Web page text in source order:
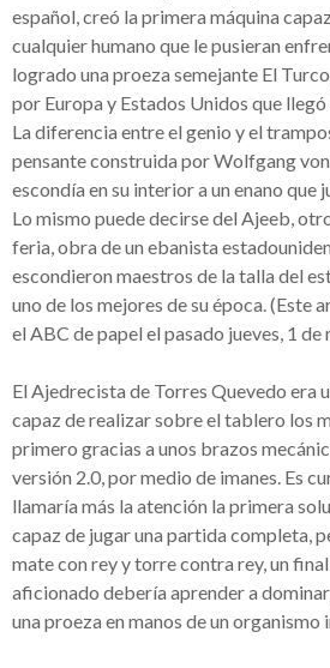
español, creó la primera máquina
cualquier humano que le pusieran
logrado una proeza semejante El
por Europa y Estados Unidos que
La diferencia entre el genio y el
pensante construida por Wolfgang
escondía en su interior a un enano que
Lo mismo puede decirse del Ajeeb,
feria, obra de un ebanista
escondieron maestros de la talla del
uno de los mejores de su época. (Este
el ABC de papel el pasado jueves, 1
El Ajedrecista de Torres Quevedo era
capaz de realizar sobre el tablero los
primero gracias a unos brazos
versión 2.0, por medio de imanes. Es
llamaría más la atención la primera
capaz de jugar una partida completa,
mate con rey y torre contra rey, un
aficionado debería aprender a
una proeza en manos de un organismo